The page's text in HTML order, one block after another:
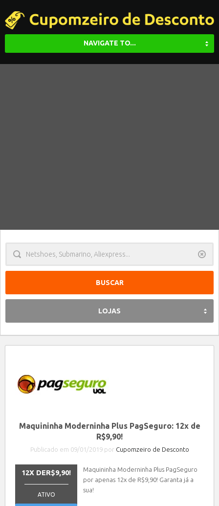
NAVIGATE TO...
LOJAS
Maquininha Moderninha Plus PagSeguro: 12x de
R$9,90!
Publicado em 09/01/2019 por Cupomzeiro de Desconto
12X DER$9,90!
ATIVO
Maquininha Moderninha Plus PagSeguro
por apenas 12x de R$9,90! Garanta já a
sua!